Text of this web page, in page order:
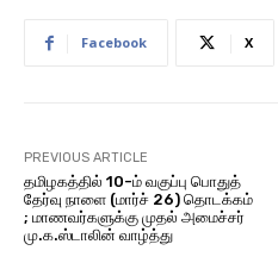
Facebook X
PREVIOUS ARTICLE
தமிழகத்தில் 10-ம் வகுப்பு பொதுத்
தேர்வு நாளை (மார்ச் 26) தொடக்கம்
; மாணவர்களுக்கு முதல் அமைச்சர்
மு.க.ஸ்டாலின் வாழ்த்து